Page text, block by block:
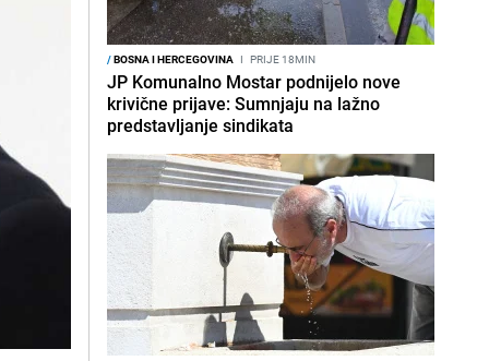
/BOSNA I HERCEGOVINA I PRIJE 18MIN
JP Komunalno Mostar podnijelo nove
krivične prijave: Sumnjaju na lažno
predstavljanje sindikata